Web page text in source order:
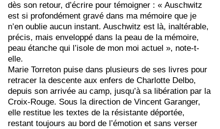
dès son retour, d’écrire pour témoigner : « Auschwitz
est si profondément gravé dans ma mémoire que je
n’en oublie aucun instant. Auschwitz est là, inaltérable,
précis, mais enveloppé dans la peau de la mémoire,
peau étanche qui l’isole de mon moi actuel », note-t-
elle.
Marie Torreton puise dans plusieurs de ses livres pour
retracer la descente aux enfers de Charlotte Delbo,
depuis son arrivée au camp, jusqu’à sa libération par la
Croix-Rouge. Sous la direction de Vincent Garanger,
elle restitue les textes de la résistante déportée,
restant toujours au bord de l’émotion et sans verser